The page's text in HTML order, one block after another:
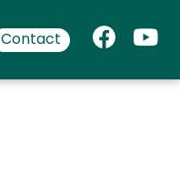
Contact